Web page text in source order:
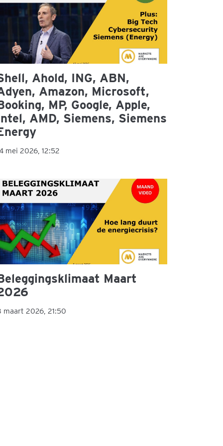
Ahold, ING, ABN,
Amazon, Microsoft,
MP, Google, Apple,
AMD, Siemens, Siemens
mei 2026, 12:52
Maart
maart 2026, 21:50